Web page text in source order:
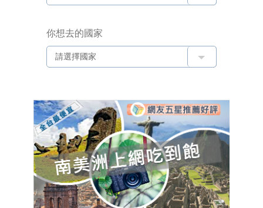
你想去的國家